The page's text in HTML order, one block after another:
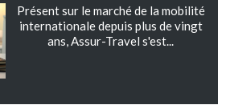
Présent sur le marché de la mobilité
internationale depuis plus de vingt
ans, Assur-Travel s'est...